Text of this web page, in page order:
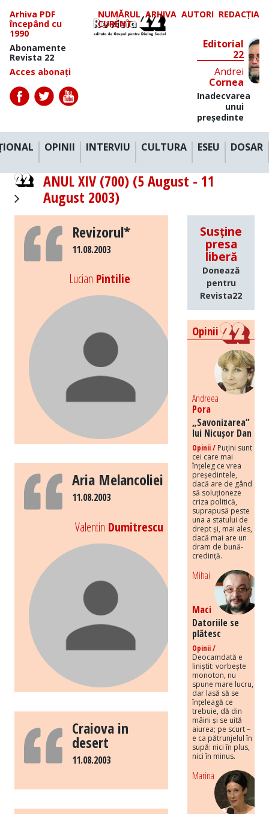
Arhiva PDF
începând cu
1990
Abonamente
Revista 22
Acces abonați
NUMĂRUL
CURENT
ARHIVA AUTORI REDACȚIA
Editorial
22
Andrei
Cornea
Inadecvarea
unui
președinte
OPINII INTERVIU CULTURA ESEU DOSAR
ANUL XIV (700) (5 August - 11
August 2003)
Revizorul*
11.08.2003
Lucian Pintilie
Aria Melancoliei
11.08.2003
Valentin Dumitrescu
Craiova in
desert
11.08.2003
Susține
presa
liberă
Donează
pentru
Revista22
Opinii
Andreea
Pora
„Savonizarea”
lui Nicușor Dan
Opinii / Puțini sunt
cei care mai
înțeleg ce vrea
președintele,
dacă are de gând
să soluționeze
criza politică,
suprapusă peste
una a statului de
drept și, mai ales,
dacă mai are un
dram de bună-
credință.
Mihai
Maci
Datoriile se
plătesc
Opinii /
Deocamdată e
liniștit: vorbește
monoton, nu
spune mare lucru,
dar lasă să se
înțeleagă ce
trebuie, dă din
mâini și se uită
aiurea; pe scurt –
e ca pătrunjelul în
supă: nici în plus,
nici în minus.
Marina